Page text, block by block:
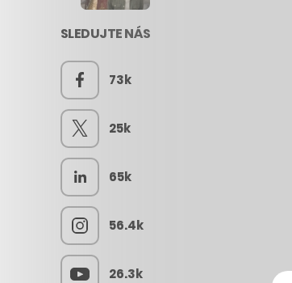
SLEDUJTE NÁS
73k
25k
65k
56.4k
26.3k